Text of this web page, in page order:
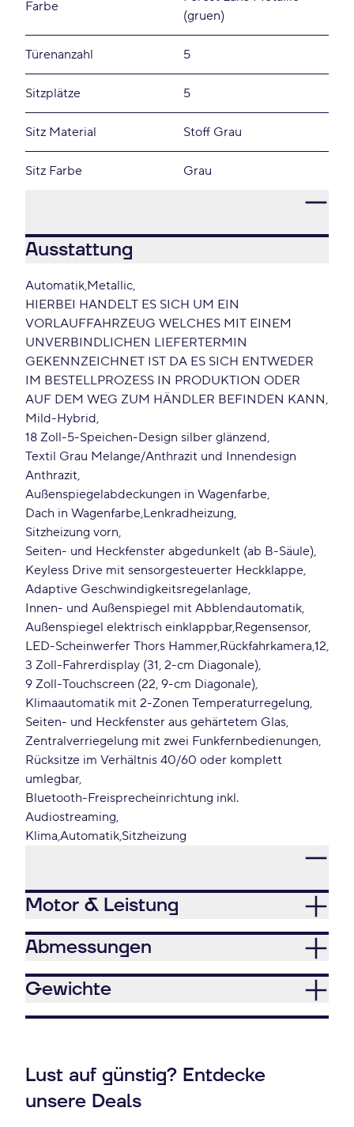
Farbe
(gruen)
Türenanzahl 5
Sitzplätze 5
Sitz Material Stoff Grau
Sitz Farbe Grau
Ausstattung
Automatik Metallic
HIERBEI HANDELT ES SICH UM EIN
VORLAUFFAHRZEUG WELCHES MIT EINEM
UNVERBINDLICHEN LIEFERTERMIN
GEKENNZEICHNET IST DA ES SICH ENTWEDER
IM BESTELLPROZESS IN PRODUKTION ODER
AUF DEM WEG ZUM HÄNDLER BEFINDEN KANN
Mild-Hybrid
18 Zoll-5-Speichen-Design silber glänzend
Textil Grau Melange/Anthrazit und Innendesign
Anthrazit
Außenspiegelabdeckungen in Wagenfarbe
Dach in Wagenfarbe Lenkradheizung
Sitzheizung vorn
Seiten- und Heckfenster abgedunkelt (ab B-Säule)
Keyless Drive mit sensorgesteuerter Heckklappe
Adaptive Geschwindigkeitsregelanlage
Innen- und Außenspiegel mit Abblendautomatik
Außenspiegel elektrisch einklappbar Regensensor
LED-Scheinwerfer Thors Hammer Rückfahrkamera 12
3 Zoll-Fahrerdisplay (31, 2-cm Diagonale)
9 Zoll-Touchscreen (22, 9-cm Diagonale)
Klimaautomatik mit 2-Zonen Temperaturregelung
Seiten- und Heckfenster aus gehärtetem Glas
Zentralverriegelung mit zwei Funkfernbedienungen
Rücksitze im Verhältnis 40/60 oder komplett
umlegbar
Bluetooth-Freisprecheinrichtung inkl.
Audiostreaming
Klima Automatik Sitzheizung
Motor & Leistung
Abmessungen
Gewichte
Lust auf günstig? Entdecke
unsere Deals